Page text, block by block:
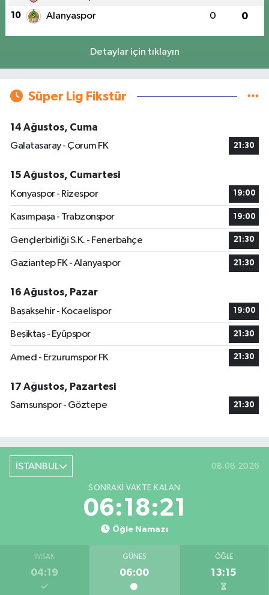
10 Alanyaspor 0 0
Detaylar için tıklayın
Süper Lig Fikstür
14 Ağustos, Cuma
Galatasaray - Çorum FK
21:30
15 Ağustos, Cumartesi
Konyaspor - Rizespor
19:00
Kasımpaşa - Trabzonspor 19:00
Gençlerbirliği S.K. - Fenerbahçe 21:30
Gaziantep FK - Alanyaspor 21:30
16 Ağustos, Pazar
Başakşehir - Kocaelispor
19:00
Beşiktaş - Eyüpspor 21:30
Amed - Erzurumspor FK 21:30
17 Ağustos, Pazartesi
Samsunspor - Göztepe
21:30
İSTANBUL 08.08.2026
SONRAKI VAKTE KALAN
06:18:20
Öğle Namazı
İMSAK
04:19
GÜNEŞ
06:00
ÖĞLE
13:15